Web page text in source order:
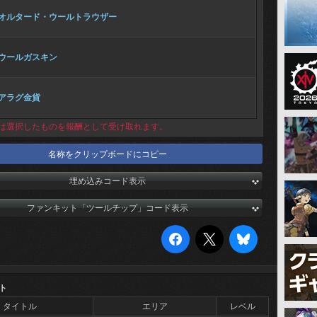
ルタード・ウールトラウザー
ールガスキン
ラグ金貨
択したものを報酬として受け取れます。
名称をクリップボードにコピー
埋め込みコード表示
ファンキット「ツールチップ」コード表示
タイトル
エリア レベル